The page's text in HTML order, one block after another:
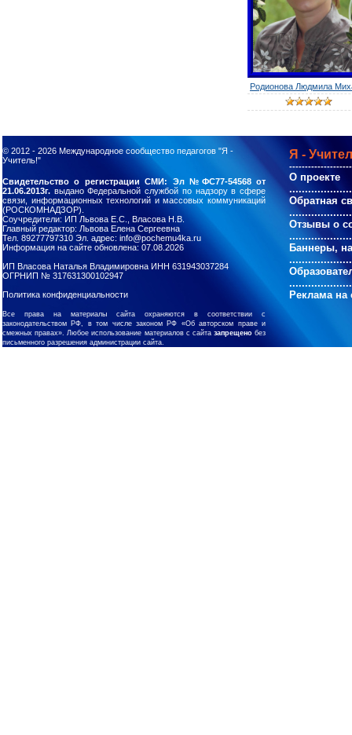
Родионова Людмила
© 2012 - 2026 Международное сообщество педагогов "Я -
Учитель!"
Я -
О проекте
Обратная
Отзывы о
Баннеры,
Реклама на
Свидетельство о регистрации СМИ: Эл №ФС77-54568 от
21.06.2013г. выдано Федеральной службой по надзору в сфере
связи, информационных технологий и массовых коммуникаций
(РОСКОМНАДЗОР).
Соучредители: ИП Львова Е.С., Власова Н.В.
Главный редактор: Львова Елена Сергеевна
Тел. 89277797310 Эл. адрес: info@pochemu4ka.ru
Информация на сайте обновлена: 07.08.2026
ИП Власова Наталья Владимировна ИНН 631943037284
ОГРНИП № 317631300102947
Политика конфиденциальности
Все права на материалы сайта охраняются в соответствии с
законодательством РФ, в том числе законом РФ «Об авторском праве и
смежных правах». Любое использование материалов с сайта запрещенобез
письменного разрешения администрации сайта.